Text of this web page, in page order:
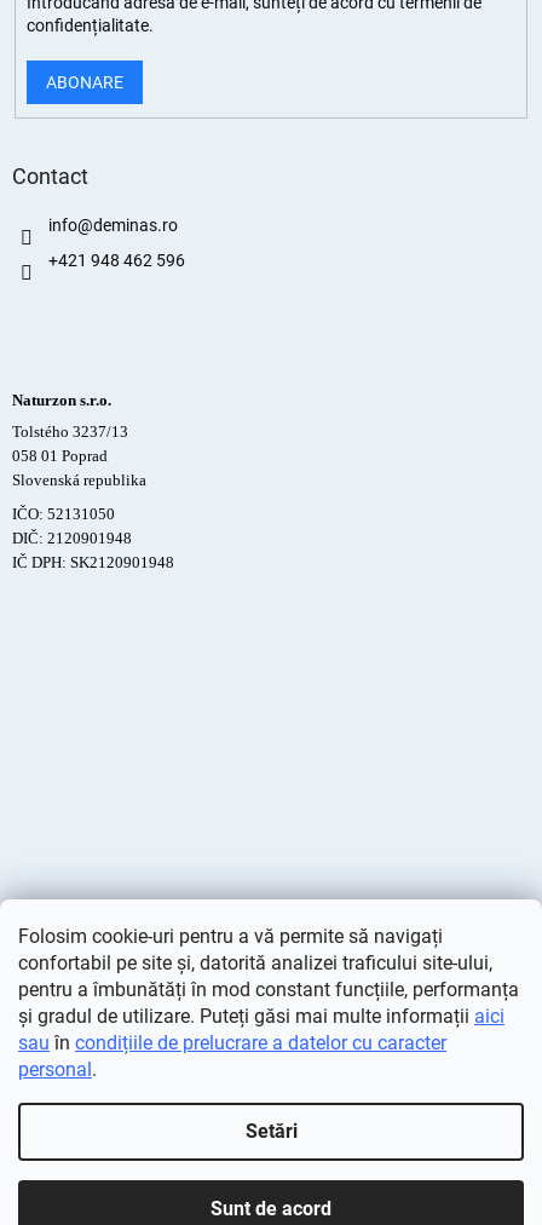
Folosim cookie-uri pentru a vă permite să navigați
confortabil pe site și, datorită analizei traficului site-ului,
pentru a îmbunătăți în mod constant funcțiile, performanța
și gradul de utilizare. Puteți găsi mai multe informații aici
sau în condițiile de prelucrare a datelor cu caracter
personal.
Setări
Sunt de acord
confidențialitate.
ABONARE
Contact
info@deminas.ro
+421 948 462 596
Naturzon s.r.o.
Tolstého 3237/13
058 01 Poprad
Slovenská republika
IČO: 52131050
DIČ: 2120901948
IČ DPH: SK2120901948